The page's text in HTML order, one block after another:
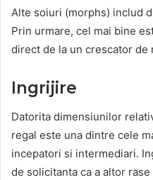
Alte soiuri (morphs) includ
Prin urmare, cel mai bine
direct de la un crescator de
Ingrijire
Datorita dimensiunilor
regal este una dintre cele
incepatori si intermediari.
de solicitanta ca a altor